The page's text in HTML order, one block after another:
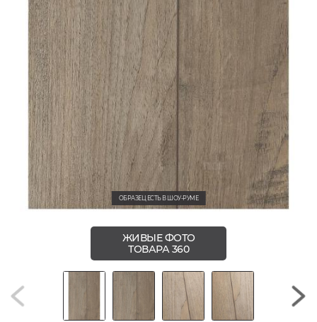
ОБРАЗЕЦ ЕСТЬ В ШОУ-РУМЕ
ЖИВЫЕ ФОТО
ТОВАРА 360